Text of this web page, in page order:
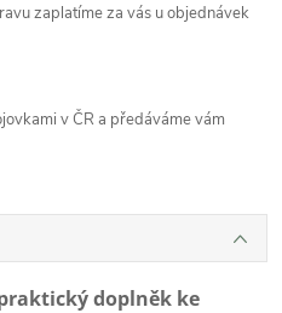
zaplatíme za vás u objednávek
v ČR a předáváme vám
doplněk ke